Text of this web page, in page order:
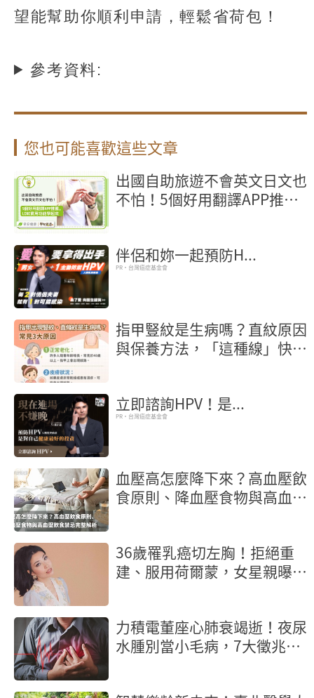
望能幫助你順利申請，輕鬆省荷包！
參考資料:
您也可能喜歡這些文章
出國自助旅遊不會英文日文也
不怕！5個好用翻譯APP推
伴侶和妳一起預防H...
PR・台灣癌症基金會
指甲豎紋是生病嗎？直紋原因
與保養方法，「這種線」快就
立即諮詢HPV！是...
PR・台灣癌症基金會
血壓高怎麼降下來？高血壓飲
食原則、降血壓食物與高血壓
36歲罹乳癌切左胸！拒絕重
建、服用荷爾蒙，女星親曝抗
力積電董座心肺衰竭逝！夜尿
水腫別當小毛病，7大徵兆是